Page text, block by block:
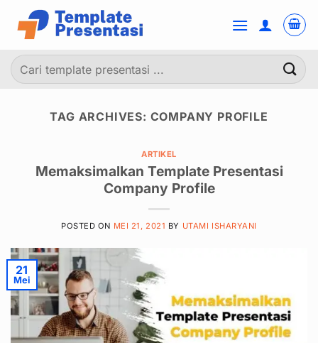
content
Pencarian
untuk:
TAG ARCHIVES: COMPANY PROFILE
ARTIKEL
Memaksimalkan Template Presentasi
Company Profile
POSTED ON MEI 21, 2021 BY UTAMI ISHARYANI
21
Mei